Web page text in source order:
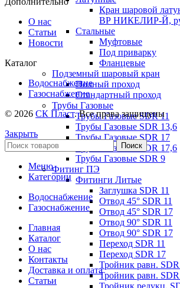
Кран шаровой
ВР НИКЕЛИР-Й,
Стальные
Муфтовые
Под приварку
Фланцевые
Подземный шаровый кран
Полный проход
Стандартный проход
Трубы Газовые
Трубы Газовые SDR 11
Трубы Газовые SDR 13,6
Трубы Газовые SDR 17
Трубы Газовые SDR 17,6
Трубы Газовые SDR 9
Фитинг ПЭ
Фитинги Литые
Заглушка SDR 11
Отвод 45° SDR 11
Отвод 45° SDR 17
Отвод 90° SDR 11
Отвод 90° SDR 17
Переход SDR 11
Переход SDR 17
Тройник равн. SDR
Тройник равн.
Тройник редукц.
О нас
Статьи
Новости
Каталог
Водоснабжение
Газоснабжение
© 2026 СК Пласт. Все права защищены
Закрыть
Поиск
Меню
Категории
Водоснабжение
Газоснабжение
Главная
Каталог
О нас
Контакты
Доставка и оплата
Статьи